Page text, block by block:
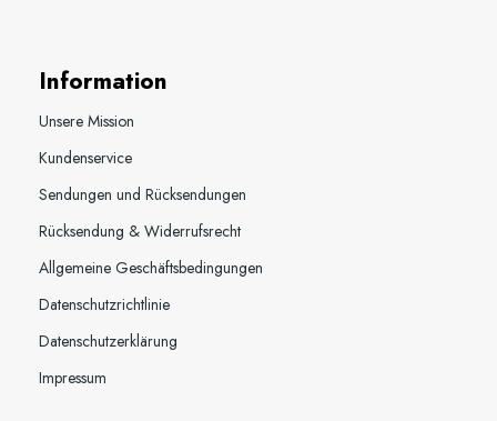
Information
Unsere Mission
Kundenservice
Sendungen und Rücksendungen
Rücksendung & Widerrufsrecht
Allgemeine Geschäftsbedingungen
Datenschutzrichtlinie
Datenschutzerklärung
Impressum